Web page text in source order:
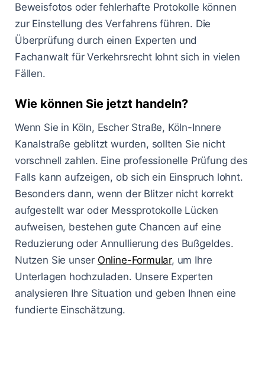
Beweisfotos oder fehlerhafte Protokolle können
zur Einstellung des Verfahrens führen. Die
Überprüfung durch einen Experten und
Fachanwalt für Verkehrsrecht lohnt sich in vielen
Fällen.
Wie können Sie jetzt handeln?
Wenn Sie in Köln, Escher Straße, Köln-Innere
Kanalstraße geblitzt wurden, sollten Sie nicht
vorschnell zahlen. Eine professionelle Prüfung des
Falls kann aufzeigen, ob sich ein Einspruch lohnt.
Besonders dann, wenn der Blitzer nicht korrekt
aufgestellt war oder Messprotokolle Lücken
aufweisen, bestehen gute Chancen auf eine
Reduzierung oder Annullierung des Bußgeldes.
Nutzen Sie unser Online-Formular, um Ihre
Unterlagen hochzuladen. Unsere Experten
analysieren Ihre Situation und geben Ihnen eine
fundierte Einschätzung.